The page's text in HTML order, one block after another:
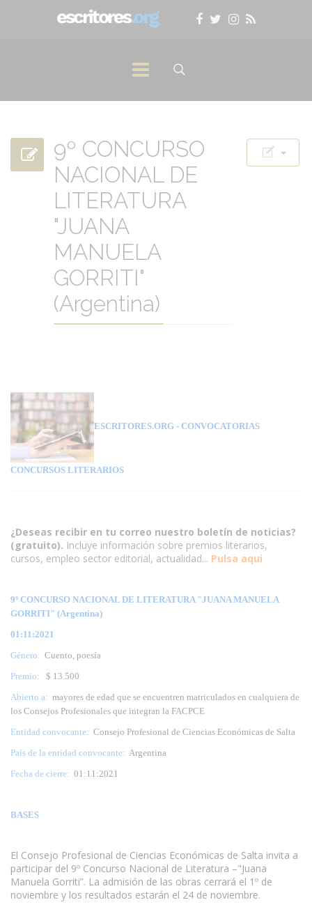
9º CONCURSO
NACIONAL DE
LITERATURA
"JUANA
MANUELA
GORRITI"
(Argentina)
ESCRITORES.ORG - CONVOCATORIAS
CONCURSOS LITERARIOS
¿Deseas recibir en tu correo nuestro boletín de noticias?
(gratuito). Incluye información sobre premios literarios,
cursos, empleo sector editorial, actualidad... Pulsa aqui
9º CONCURSO NACIONAL DE LITERATURA "JUANA MANUELA
GORRITI" (Argentina)
01:11:2021
Género: Cuento, poesía
Premio:
$ 13.500
Abierto a: mayores de edad que se encuentren matriculados en cualquiera de
los Consejos Profesionales que integran la FACPCE
Entidad convocante: Consejo Profesional de Ciencias Económicas de Salta
País de la entidad convocante: Argentina
Fecha de cierre: 01:11:2021
BASES
El Consejo Profesional de Ciencias Económicas de Salta invita a
participar del 9º Concurso Nacional de Literatura –"Juana
Manuela Gorriti”. La admisión de las obras cerrará el 1º de
noviembre y los resultados estarán el 24 de noviembre.